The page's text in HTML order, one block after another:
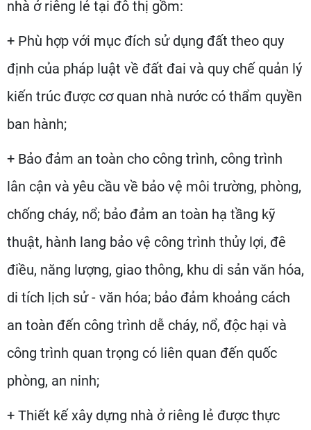
nhà ở riêng lẻ tại đô thị gồm:
+ Phù hợp với mục đích sử dụng đất theo quy
định của pháp luật về đất đai và quy chế quản lý
kiến trúc được cơ quan nhà nước có thẩm quyền
ban hành;
+ Bảo đảm an toàn cho công trình, công trình
lân cận và yêu cầu về bảo vệ môi trường, phòng,
chống cháy, nổ; bảo đảm an toàn hạ tầng kỹ
thuật, hành lang bảo vệ công trình thủy lợi, đê
điều, năng lượng, giao thông, khu di sản văn hóa,
di tích lịch sử - văn hóa; bảo đảm khoảng cách
an toàn đến công trình dễ cháy, nổ, độc hại và
công trình quan trọng có liên quan đến quốc
phòng, an ninh;
+ Thiết kế xây dựng nhà ở riêng lẻ được thực